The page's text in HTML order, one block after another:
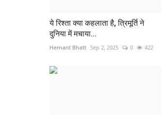
ये रिश्ता क्या कहलाता है, त्रिमूर्ति ने
दुनिया में मचाया...
Hemant Bhatt Sep 2, 2025 0 422